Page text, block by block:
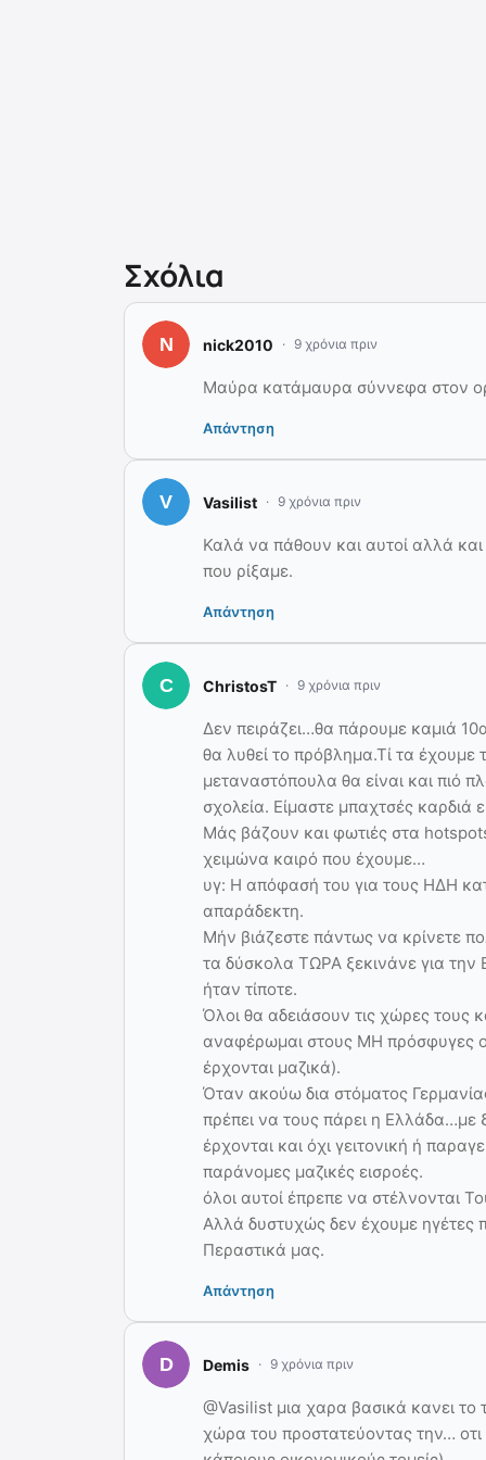
Σχόλια
nick2010 9 χρόνια πριν
Mαύρα κατάμαυρα σύννεφα στον
Απάντηση
Vasilist 9 χρόνια πριν
Καλά να πάθουν και αυτοί αλλά και
που ρίξαμε.
Απάντηση
ChristosT 9 χρόνια πριν
Δεν πειράζει…θα πάρουμε καμιά
θα λυθεί το πρόβλημα.Τί τα
μεταναστόπουλα θα είναι και πιό
σχολεία. Είμαστε μπαχτσές καρδιά
Μάς βάζουν και φωτιές στα
χειμώνα καιρό που έχουμε…
υγ: Η απόφασή του για τους ΗΔΗ
απαράδεκτη.
Μήν βιάζεστε πάντως να κρίνετε
τα δύσκολα ΤΩΡΑ ξεκινάνε για
ήταν τίποτε.
Όλοι θα αδειάσουν τις χώρες τους
αναφέρωμαι στους ΜΗ πρόσφυγες
έρχονται μαζικά).
Όταν ακούω δια στόματος
πρέπει να τους πάρει η Ελλάδα…με
έρχονται και όχι γειτονική ή
παράνομες μαζικές εισροές.
όλοι αυτοί έπρεπε να στέλνονται
Αλλά δυστυχώς δεν έχουμε ηγέτες
Περαστικά μας.
Απάντηση
Demis 9 χρόνια πριν
@Vasilist μια χαρα βασικά κανει το
χώρα του προστατεύοντας την…